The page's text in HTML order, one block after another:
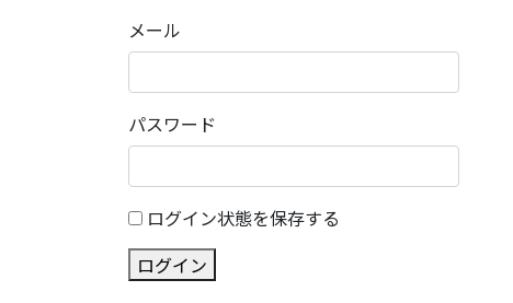
メール
パスワード
ログイン状態を保存する
ログイン